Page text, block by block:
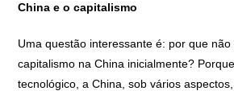
China e o capitalismo
Uma questão interessante é: por que
capitalismo na China inicialmente?
tecnológico, a China, sob vários